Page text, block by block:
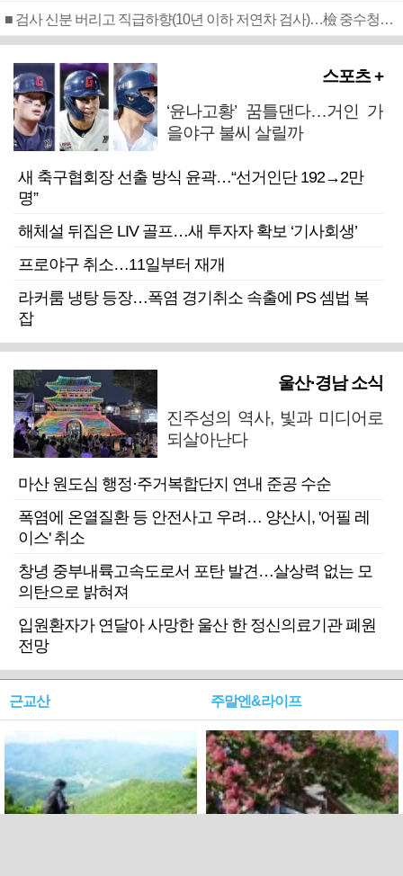
■ 검사 신분 버리고 직급하향(10년 이하 저연차 검사)…檢 중수청행 기피
스포츠 +
‘윤나고황’ 꿈틀댄다…거인 가
을야구 불씨 살릴까
새 축구협회장 선출 방식 윤곽…“선거인단 192→2만
명”
해체설 뒤집은 LIV 골프…새 투자자 확보 ‘기사회생’
프로야구 취소…11일부터 재개
라커룸 냉탕 등장…폭염 경기취소 속출에 PS 셈법 복
잡
울산·경남 소식
진주성의 역사, 빛과 미디어로
되살아난다
마산 원도심 행정·주거복합단지 연내 준공 수순
폭염에 온열질환 등 안전사고 우려… 양산시, '어필 레
이스' 취소
창녕 중부내륙고속도로서 포탄 발견…살상력 없는 모
의탄으로 밝혀져
입원환자가 연달아 사망한 울산 한 정신의료기관 폐원
전망
근교산 주말엔&라이프